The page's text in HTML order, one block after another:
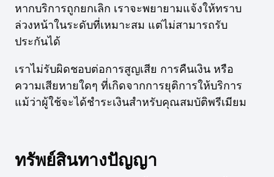
หากบริการถูกยกเลิก เราจะพยายามแจ้งให้ทราบ
ล่วงหน้าในระดับที่เหมาะสม แต่ไม่สามารถรับ
ประกันได้
เราไม่รับผิดชอบต่อการสูญเสีย การคืนเงิน หรือ
ความเสียหายใดๆ ที่เกิดจากการยุติการให้บริการ
แม้ว่าผู้ใช้จะได้ชำระเงินสำหรับคุณสมบัติพรีเมียม
ทรัพย์สินทางปัญญา